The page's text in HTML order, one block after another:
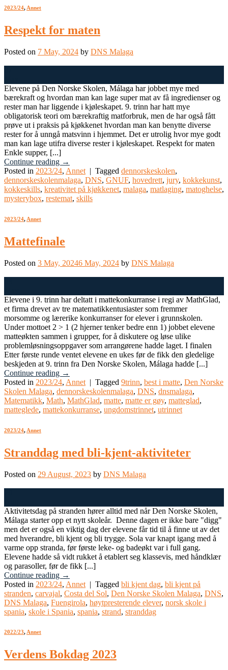
2023/24, Annet
Respekt for maten
Posted on 7 May, 2024 by DNS Malaga
Elevene på Den Norske Skolen, Málaga har jobbet mye med
bærekraft og hvordan man kan lage super mat av få ingredienser og
rester man har liggende i kjøleskapet. 9. trinn har hatt mye
obligatorisk teori om bærekraftig matforbruk, men de har også fått
prøve ut i praksis på kjøkkenet hvordan man kan benytte diverse
rester for å unngå matsvinn i hjemmet. Det er utrolig hvor mye godt
man kan lage utifra diverse rester i kjøleskapet. Respekt for maten
Enkle supper, [...]
Continue reading →
Posted in 2023/24, Annet | Tagged dennorskeskolen,
dennorskeskolenmalaga, DNS, GNUF, hovedrett, jury, kokkekunst,
kokkeskills, kreativitet på kjøkkenet, malaga, matlaging, matoghelse,
mysterybox, restemat, skills
2023/24, Annet
Mattefinale
Posted on 3 May, 20246 May, 2024 by DNS Malaga
Elevene i 9. trinn har deltatt i mattekonkurranse i regi av MathGlad,
et firma drevet av tre matematikkentusiaster som fremmer
morsomme og lærerike konkurranser for elever i grunnskolen.
Under mottoet 2 > 1 (2 hjerner tenker bedre enn 1) jobbet elevene
matteøkten sammen i grupper, for å diskutere og løse ulike
problemløsningsoppgaver som arrangørene hadde laget. I finalen
Etter første runde ventet elevene en ukes før de fikk den gledelige
beskjeden at 9. trinn fra Den Norske Skolen, Málaga hadde [...]
Continue reading →
Posted in 2023/24, Annet | Tagged 9trinn, best i matte, Den Norske
Skolen Malaga, dennorskeskolenmalaga, DNS, dnsmalaga,
Matematikk, Math, MathGlad, matte, matte er gøy, matteglad,
matteglede, mattekonkurranse, ungdomstrinnet, utrinnet
2023/24, Annet
Stranddag med bli-kjent-aktiviteter
Posted on 29 August, 2023 by DNS Malaga
Aktivitetsdag på stranden hører alltid med når Den Norske Skolen,
Málaga starter opp et nytt skoleår. Denne dagen er ikke bare "digg"
men det er også en viktig dag der elevene får tid til å finne ut av det
med hverandre, bli kjent og bli trygge. Sola var knapt igang med å
varme opp stranda, før første leke- og badeøkt var i full gang.
Elevene hadde så vidt rukket å etablert seg klassevis, med håndklær
og parasoller, før de fikk [...]
Continue reading →
Posted in 2023/24, Annet | Tagged bli kjent dag, bli kjent på
stranden, carvajal, Costa del Sol, Den Norske Skolen Malaga, DNS,
DNS Malaga, Fuengirola, høytpresterende elever, norsk skole i
spania, skole i Spania, spania, strand, stranddag
2022/23,Annet
Verdens Bokdag 2023